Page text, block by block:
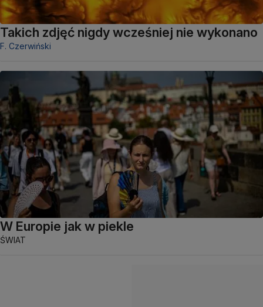
Takich zdjęć nigdy wcześniej nie wykonano
F. Czerwiński
W Europie jak w piekle
ŚWIAT